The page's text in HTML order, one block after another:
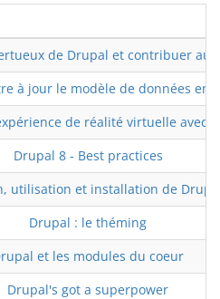
de Drupal et contribuer au
à jour le modèle de données en
de réalité virtuelle avec
Drupal 8 - Best practices
utilisation et installation de
Drupal : le théming
et les modules du coeur
Drupal's got a superpower